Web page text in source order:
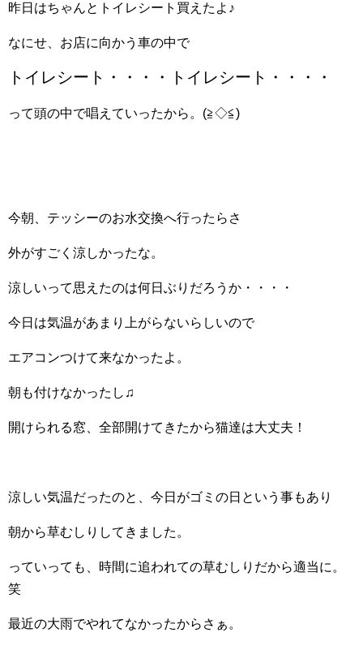
昨日はちゃんとトイレシート買えたよ♪
なにせ、お店に向かう車の中で
トイレシート・・・・トイレシート・・・・
って頭の中で唱えていったから。(≧◇≦)
今朝、テッシーのお水交換へ行ったらさ
外がすごく涼しかったな。
涼しいって思えたのは何日ぶりだろうか・・・・
今日は気温があまり上がらないらしいので
エアコンつけて来なかったよ。
朝も付けなかったし♫
開けられる窓、全部開けてきたから猫達は大丈夫！
涼しい気温だったのと、今日がゴミの日という事もあり
朝から草むしりしてきました。
っていっても、時間に追われての草むしりだから適当に。
笑
最近の大雨でやれてなかったからさぁ。